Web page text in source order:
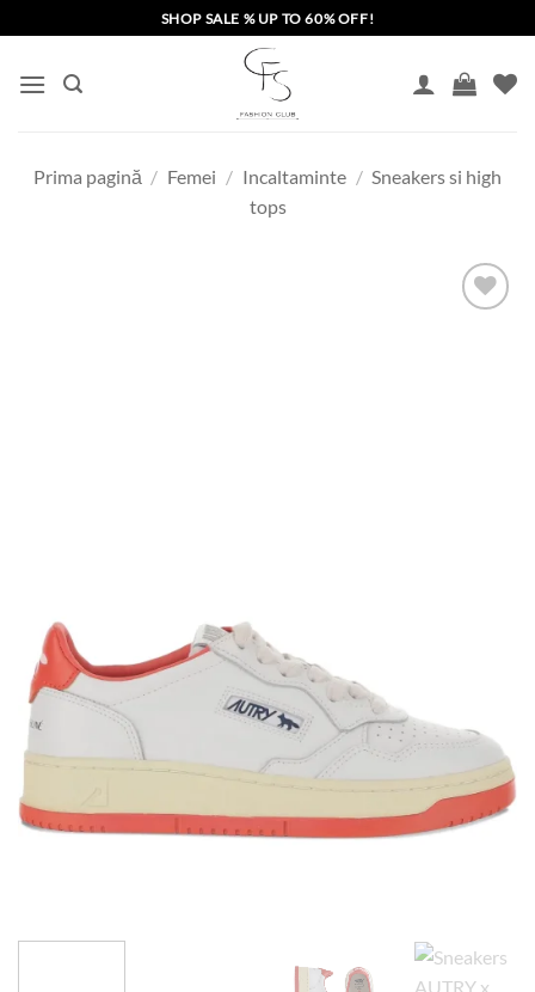
to
content
SHOP SALE % UP TO 60% OFF!
Prima pagină / Femei / Incaltaminte / Sneakers si high
tops